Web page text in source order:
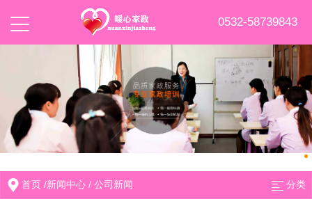
0532-58739843
首页 /新闻中心 /公司新闻 分类